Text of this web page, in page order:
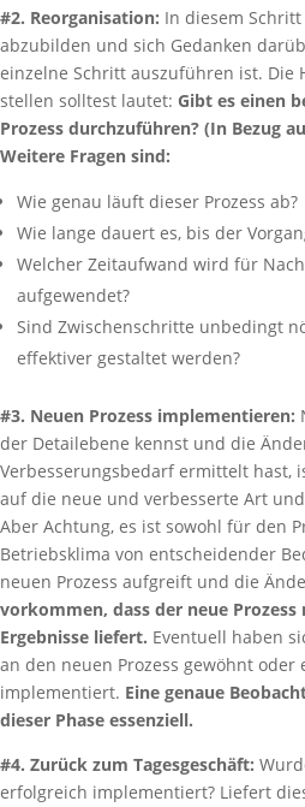
#2. Reorganisation: In diesem
abzubilden und sich Gedanken
einzelne Schritt auszuführen ist. Die
stellen solltest lautet: Gibt es einen
Prozess durchzuführen? (In Bezug
Weitere Fragen sind:
Wie genau läuft dieser Prozess ab?
Wie lange dauert es, bis der
Welcher Zeitaufwand wird für
aufgewendet?
Sind Zwischenschritte unbedingt
effektiver gestaltet werden?
#3. Neuen Prozess implementieren:
der Detailebene kennst und die
Verbesserungsbedarf ermittelt hast,
auf die neue und verbesserte Art
Aber Achtung, es ist sowohl für den
Betriebsklima von entscheidender
neuen Prozess aufgreift und die
vorkommen, dass der neue
Ergebnisse liefert. Eventuell haben
an den neuen Prozess gewöhnt
implementiert. Eine genaue
dieser Phase essenziell.
#4. Zurück zum Tagesgeschäft:
erfolgreich implementiert? Liefert